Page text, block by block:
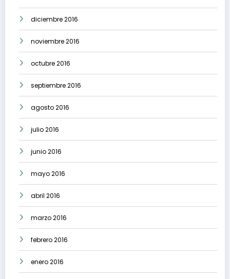
diciembre 2016
noviembre 2016
octubre 2016
septiembre 2016
agosto 2016
julio 2016
junio 2016
mayo 2016
abril 2016
marzo 2016
febrero 2016
enero 2016